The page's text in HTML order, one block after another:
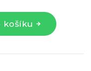
košíku